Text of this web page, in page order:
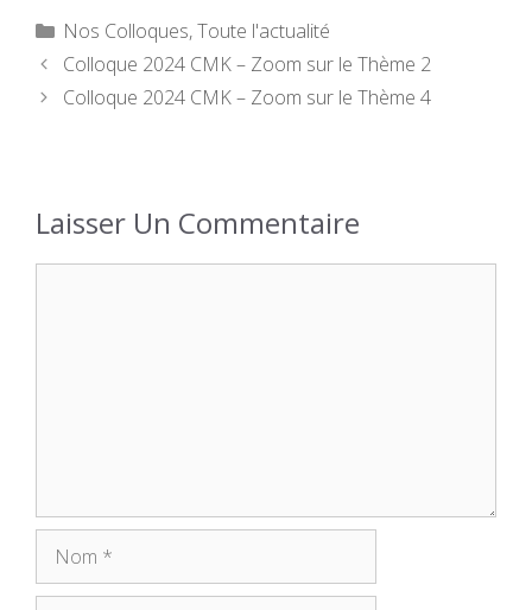
Catégories
Nos Colloques,Toute l'actualité
Colloque 2024 CMK – Zoom sur le Thème 2
Colloque 2024 CMK – Zoom sur le Thème 4
Laisser Un Commentaire